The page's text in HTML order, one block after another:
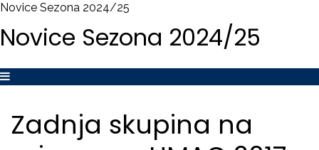
Novice Sezona 2024/25
Novice Sezona 2024/25
Zadnja skupina na